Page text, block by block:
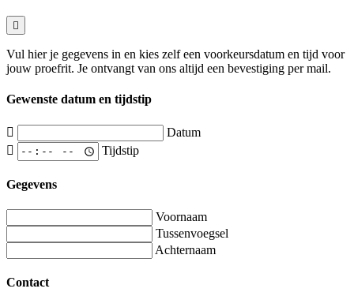
Vul hier je gegevens in en kies zelf een voorkeursdatum en tijd voor
jouw proefrit. Je ontvangt van ons altijd een bevestiging per mail.
Gewenste datum en tijdstip
Datum
Tijdstip
Gegevens
Voornaam
Tussenvoegsel
Achternaam
Contact